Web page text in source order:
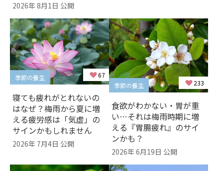
2026年 8月1日 公開
季節の養生 67
寝ても疲れがとれないの
はなぜ？梅雨から夏に増
える疲労感は「気虚」の
サインかもしれません
2026年 7月4日 公開
季節の養生 233
食欲がわかない・胃が重
い…それは梅雨時期に増
える『胃腸疲れ』のサイ
ンかも？
2026年 6月19日 公開